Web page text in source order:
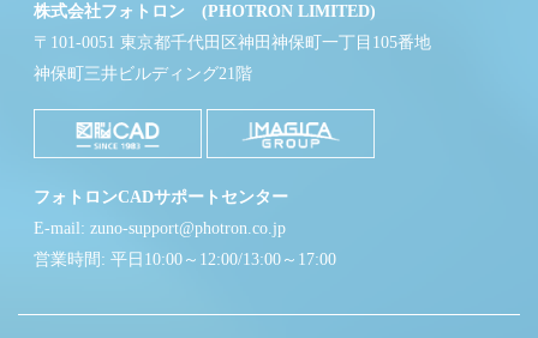
株式会社フォトロン (PHOTRON LIMITED)
〒101-0051 東京都千代田区神田神保町一丁目105番地
神保町三井ビルディング21階
フォトロンCADサポートセンター
E-mail: zuno-support@photron.co.jp
営業時間: 平日10:00～12:00/13:00～17:00